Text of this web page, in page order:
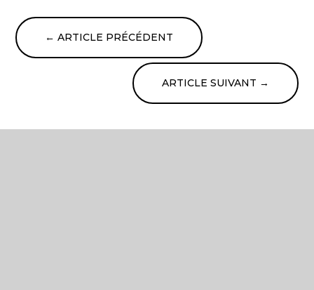
←ARTICLE PRÉCÉDENT
ARTICLE SUIVANT →